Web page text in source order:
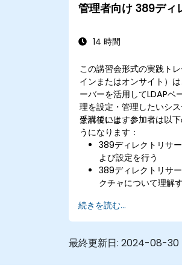
管理者向け 389ディ
14 時間
この講習会形式の実践ト
インまたはオンサイト）
ーバーを活用してLDAPベ
理を設定・管理したいシ
されています。
受講後には、参加者は以
うになります：
389ディレクトリサ
よび設定を行う
389ディレクトリサ
クチャについて理解
サーバーを設定する方
高可用性および負荷
SSSDを利用して
続きを読む...
最終更新日: 2024-08-30